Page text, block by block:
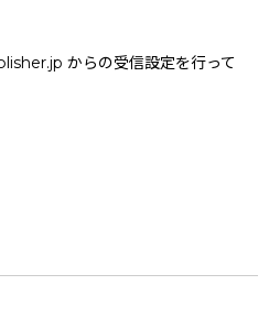
からの受信設定を行って